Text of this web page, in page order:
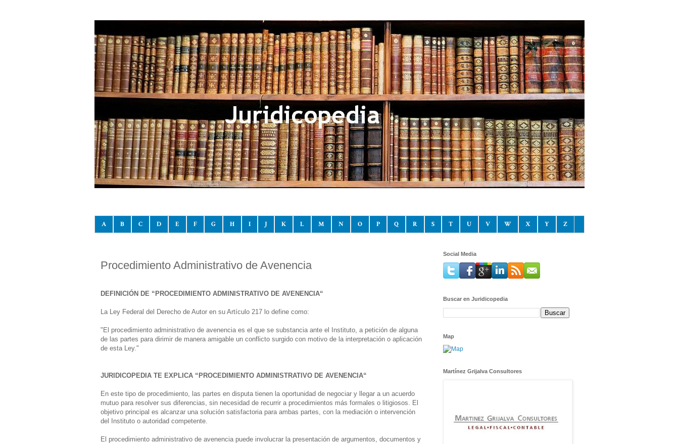
A B C D E F G H I J K L M N O P Q R S T U V W X Y Z
Procedimiento Administrativo de Avenencia
DEFINICIÓN DE “PROCEDIMIENTO ADMINISTRATIVO DE AVENENCIA“
La Ley Federal del Derecho de Autor en su Artículo 217 lo define como:
"El procedimiento administrativo de avenencia es el que se substancia ante el Instituto, a petición de alguna
de las partes para dirimir de manera amigable un conflicto surgido con motivo de la interpretación o aplicación
de esta Ley."
JURIDICOPEDIA TE EXPLICA “PROCEDIMIENTO ADMINISTRATIVO DE AVENENCIA“
En este tipo de procedimiento, las partes en disputa tienen la oportunidad de negociar y llegar a un acuerdo
mutuo para resolver sus diferencias, sin necesidad de recurrir a procedimientos más formales o litigiosos. El
objetivo principal es alcanzar una solución satisfactoria para ambas partes, con la mediación o intervención
del Instituto o autoridad competente.
El procedimiento administrativo de avenencia puede involucrar la presentación de argumentos, documentos y
Social Media
Buscar en Juridicopedia
Map
Martínez Grijalva Consultores